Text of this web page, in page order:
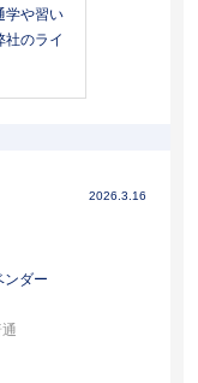
学や習い
社のライ
2026.3.16
ンダー